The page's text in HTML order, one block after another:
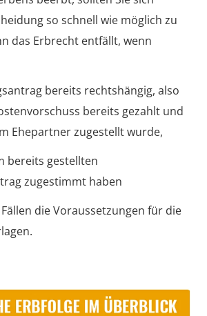
so schnell wie möglich zu
das Erbrecht entfällt, wenn
bereits rechtshängig, also
bereits gezahlt und
Ehepartner zugestellt wurde,
bereits gestellten
zugestimmt haben
die Voraussetzungen für die